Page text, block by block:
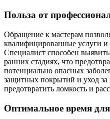
Польза от
Обращение к мастерам
квалифицированные услуги
Специалист способен
ранних стадиях, что
потенциально опасных
защитных покрытий и уход
предотвратить ломкость и
Оптимальное время